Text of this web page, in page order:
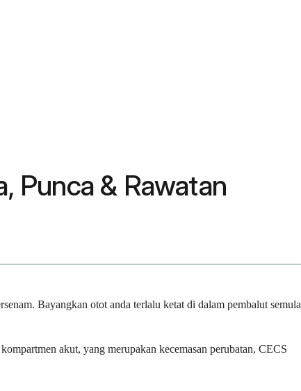
Punca & Rawatan
Bayangkan otot anda terlalu ketat di dalam pembalut semula
akut, yang merupakan kecemasan perubatan, CECS